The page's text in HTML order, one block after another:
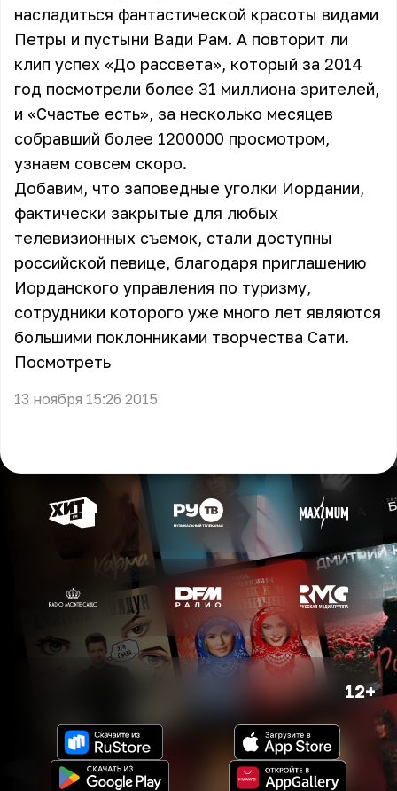
насладиться фантастической красоты видами
Петры и пустыни Вади Рам. А повторит ли
клип успех «До рассвета», который за 2014
год посмотрели более 31 миллиона зрителей,
и «Счастье есть», за несколько месяцев
собравший более 1200000 просмотром,
узнаем совсем скоро.
Добавим, что заповедные уголки Иордании,
фактически закрытые для любых
телевизионных съемок, стали доступны
российской певице, благодаря приглашению
Иорданского управления по туризму,
сотрудники которого уже много лет являются
большими поклонниками творчества Сати.
Посмотреть
13 ноября 15:26 2015
12+